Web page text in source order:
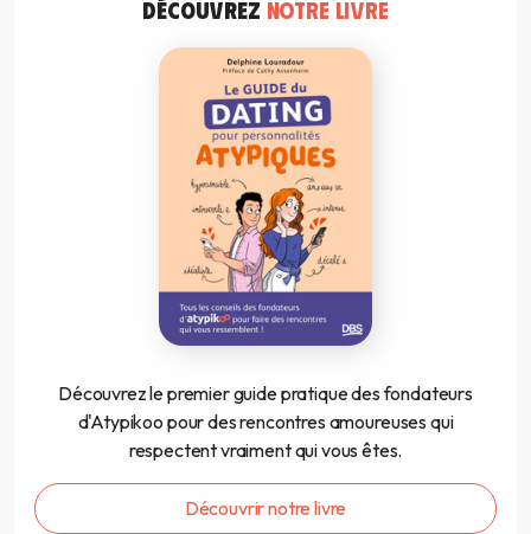
DÉCOUVREZ NOTRE LIVRE
Découvrez le premier guide pratique des fondateurs
d'Atypikoo pour des rencontres amoureuses qui
respectent vraiment qui vous êtes.
Découvrir notre livre